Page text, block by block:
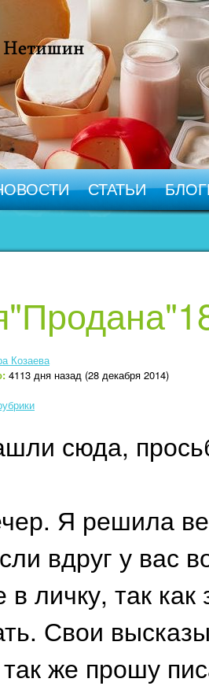
СТАТЬИ
Козаева
4113 дня назад (28 декабря 2014)
сюда,
Я решила
вдруг у вас
в личку, так
Свои
же прошу